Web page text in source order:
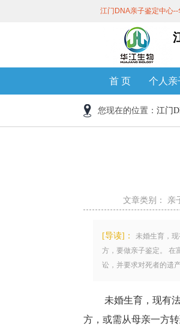
江门DNA亲子鉴定中心--
首 页 个人亲
您现在的位置： 江门
文章类别： 亲
[导读]： 未婚生育，
方，要做亲子鉴定。 在
讼，并要求对死者的遗
未婚生育，现有
方，或需从母亲一方